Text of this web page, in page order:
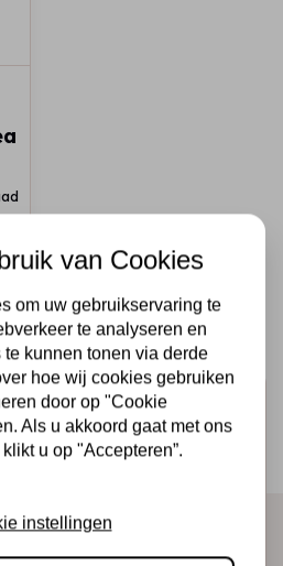
actie en nieuwe producten
van Cookies
om uw gebruikservaring te
te analyseren en
kunnen tonen via derde
hoe wij cookies gebruiken
door op "Cookie
Als u akkoord gaat met ons
u op "Accepteren”.
instellingen